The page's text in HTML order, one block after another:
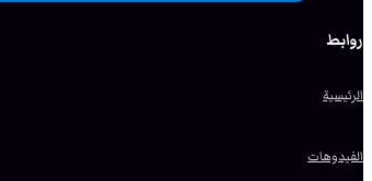
روابط
الرئيسية
الفيدوهات